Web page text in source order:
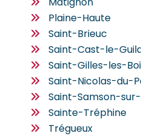
Plaine-Haute
Saint-Brieuc
Saint-Cast-le-
Saint-Gilles-les-
Saint-Nicolas-du-
Saint-Samson-
Sainte-Tréphine
Trégueux